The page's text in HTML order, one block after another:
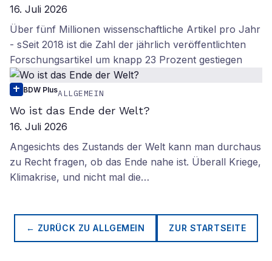
16. Juli 2026
Über fünf Millionen wissenschaftliche Artikel pro Jahr
- sSeit 2018 ist die Zahl der jährlich veröffentlichten
Forschungsartikel um knapp 23 Prozent gestiegen
BDW PlusALLGEMEIN
Wo ist das Ende der Welt?
16. Juli 2026
Angesichts des Zustands der Welt kann man durchaus
zu Recht fragen, ob das Ende nahe ist. Überall Kriege,
Klimakrise, und nicht mal die…
← ZURÜCK ZUALLGEMEIN ZUR STARTSEITE